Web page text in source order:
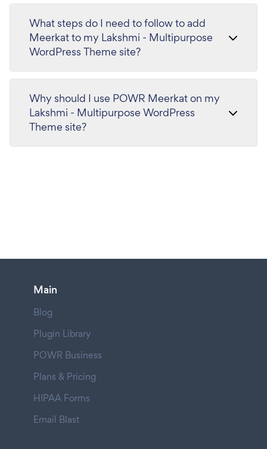
What steps do I need to follow to add
Meerkat to my Lakshmi - Multipurpose
WordPress Theme site?
Why should I use POWR Meerkat on my
Lakshmi - Multipurpose WordPress
Theme site?
Main
Blog
Plugin Library
POWR Business
Plans & Pricing
HIPAA Forms
Email Blast